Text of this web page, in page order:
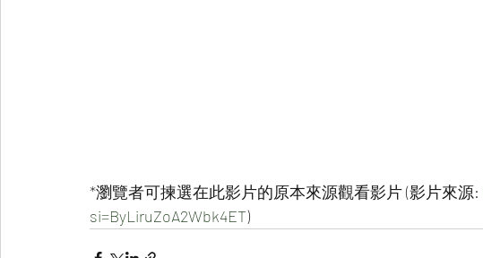
*瀏覽者可揀選在此影片的原本來源觀看影片 (影片來源:
si=ByLiruZoA2Wbk4ET)